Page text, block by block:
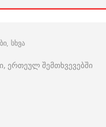
, სხვა
ერთეულ შემთხვევებში